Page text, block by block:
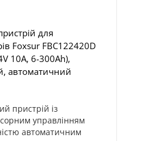
для
Foxsur FBC122420D
10A, 6-300Ah),
автоматичний
пристрій із
управлінням
автоматичним